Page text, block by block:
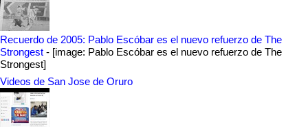
Recuerdo de 2005: Pablo Escóbar es el nuevo refuerzo de The
Strongest - [image: Pablo Escóbar es el nuevo refuerzo de The
Strongest]
Videos de San Jose de Oruro